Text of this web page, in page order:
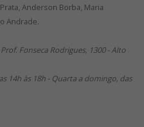
Anderson Borba, Maria
Andrade.
Fonseca Rodrigues, 1300 - Alto
14h às 18h - Quarta a domingo, das